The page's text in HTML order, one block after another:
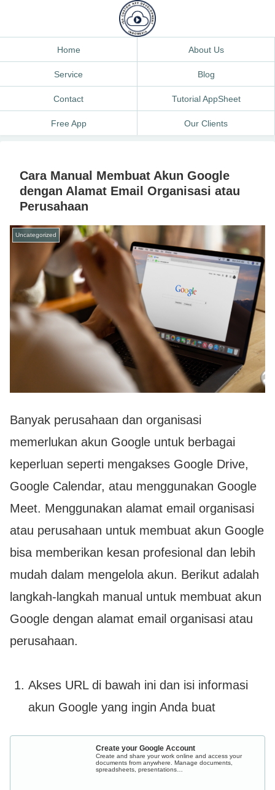
Home About Us
Service Blog
Contact Tutorial AppSheet
Free App Our Clients
Cara Manual Membuat Akun Google
dengan Alamat Email Organisasi atau
Perusahaan
Uncategorized
Banyak perusahaan dan organisasi
memerlukan akun Google untuk berbagai
keperluan seperti mengakses Google Drive,
Google Calendar, atau menggunakan Google
Meet. Menggunakan alamat email organisasi
atau perusahaan untuk membuat akun Google
bisa memberikan kesan profesional dan lebih
mudah dalam mengelola akun. Berikut adalah
langkah-langkah manual untuk membuat akun
Google dengan alamat email organisasi atau
perusahaan.
Akses URL di bawah ini dan isi informasi
akun Google yang ingin Anda buat
Create your Google Account
Create and share your work online and access your
documents from anywhere. Manage documents,
spreadsheets, presentations…